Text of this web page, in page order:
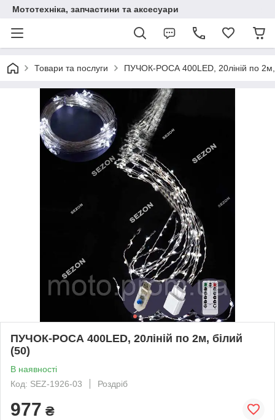
Мототехніка, запчастини та аксесуари
Товари та послуги ПУЧОК-РОСА 400LED, 20ліній по 2м,
ПУЧОК-РОСА 400LED, 20ліній по 2м, білий
(50)
В наявності
Код: SEZ-1926-03
Роздріб
977 ₴